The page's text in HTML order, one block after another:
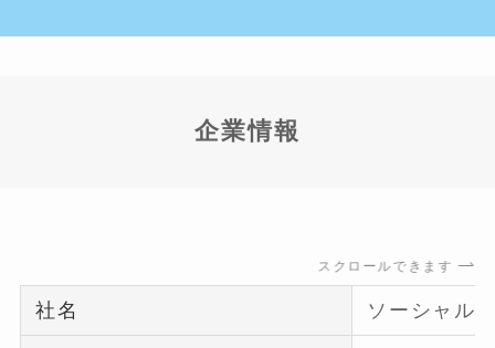
企業情報
スクロールできます
社名 ソーシャル